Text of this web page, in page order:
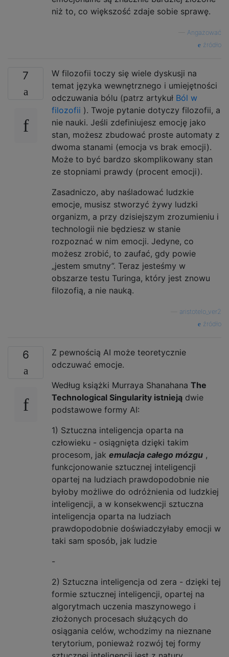
niż to, co większość zdaje sobie sprawę.
Angażować
źródło
7
W filozofii toczy się wiele dyskusji na
temat języka wewnętrznego i umiejętności
odczuwania bólu (patrz artykuł Ból w
filozofii ). Twoje pytanie dotyczy filozofii, a
nie nauki. Jeśli zdefiniujesz emocję jako
stan, możesz zbudować proste automaty z
dwoma stanami (emocja vs brak emocji).
Może to być bardzo skomplikowany stan
ze stopniami prawdy (procent emocji).
Zasadniczo, aby naśladować ludzkie
emocje, musisz stworzyć żywy ludzki
organizm, a przy dzisiejszym zrozumieniu i
technologii nie będziesz w stanie
rozpoznać w nim emocji. Jedyne, co
możesz zrobić, to zaufać, gdy powie
„jestem smutny”. Teraz jesteśmy w
obszarze testu Turinga, który jest znowu
filozofią, a nie nauką.
aristotelo_ver2
źródło
6
Z pewnością AI może teoretycznie
odczuwać emocje.
Według książki Murraya Shanahana The
Technological Singularity istnieją dwie
podstawowe formy AI:
1) Sztuczna inteligencja oparta na
człowieku - osiągnięta dzięki takim
procesom, jak emulacja całego mózgu ,
funkcjonowanie sztucznej inteligencji
opartej na ludziach prawdopodobnie nie
byłoby możliwe do odróżnienia od ludzkiej
inteligencji, a w konsekwencji sztuczna
inteligencja oparta na ludziach
prawdopodobnie doświadczyłaby emocji w
taki sam sposób, jak ludzie
-
2) Sztuczna inteligencja od zera - dzięki tej
formie sztucznej inteligencji, opartej na
algorytmach uczenia maszynowego i
złożonych procesach służących do
osiągania celów, wchodzimy na nieznane
terytorium, ponieważ rozwój tej formy